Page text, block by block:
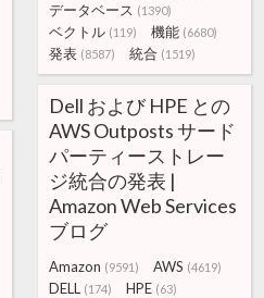
データベース (1390)
ベクトル (119) 機能 (6680)
発表 (8587) 統合 (1519)
Dell および HPE との
AWS Outposts サード
パーティーストレー
ジ統合の発表 |
Amazon Web Services
ブログ
Amazon (9591) AWS (4619)
DELL (174) HPE (63)